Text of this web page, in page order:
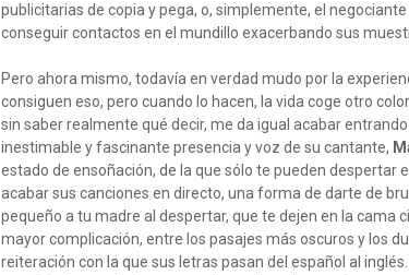
publicitarias de copia y pega, o, simplemente, el
conseguir contactos en el mundillo exacerbando sus
Pero ahora mismo, todavía en verdad mudo por la
consiguen eso, pero cuando lo hacen, la vida coge otro
sin saber realmente qué decir, me da igual acabar
inestimable y fascinante presencia y voz de su cantante,
estado de ensoñación, de la que sólo te pueden despertar
acabar sus canciones en directo, una forma de darte de
pequeño a tu madre al despertar, que te dejen en la cama
mayor complicación, entre los pasajes más oscuros y los
reiteración con la que sus letras pasan del español al